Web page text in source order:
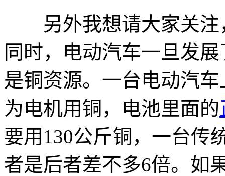
另外我想请大家关注
同时，电动汽车一旦发
是铜资源。一台电动汽
为电机用铜，电池里面的
要用130公斤铜，一台传
者是后者差不多6倍。如